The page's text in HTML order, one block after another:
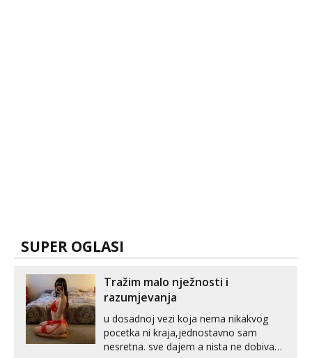
SUPER OGLASI
Tražim malo nježnosti i
razumjevanja
u dosadnoj vezi koja nema nikakvog
pocetka ni kraja,jednostavno sam
nesretna. sve dajem a nista ne dobivam